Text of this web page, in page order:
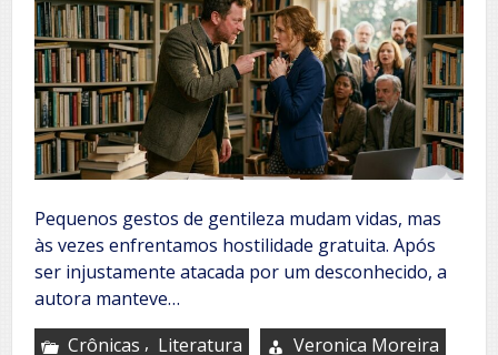
Pequenos gestos de gentileza mudam vidas, mas
às vezes enfrentamos hostilidade gratuita. Após
ser injustamente atacada por um desconhecido, a
autora manteve…
Crônicas , Literatura Veronica Moreira